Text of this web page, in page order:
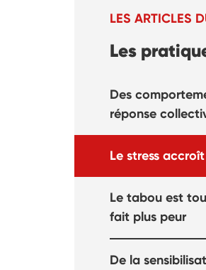
LES ARTICLES
Les
Des
réponse
Le stress
Le tabou est
fait plus peur
De la